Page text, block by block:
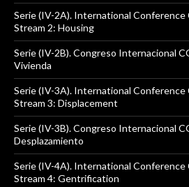
Serie (IV-2A). International Conference
Stream 2: Housing
Serie (IV-2B). Congreso Internacional
Vivienda
Serie (IV-3A). International Conference
Stream 3: Displacement
Serie (IV-3B). Congreso Internacional
Desplazamiento
Serie (IV-4A). International Conference
Stream 4: Gentrification